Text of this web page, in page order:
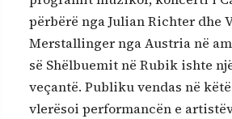
përbërë nga Julian Richter dhe
Merstallinger nga Austria në
së Shëlbuemit në Rubik ishte
veçantë. Publiku vendas në
vlerësoi performancën e